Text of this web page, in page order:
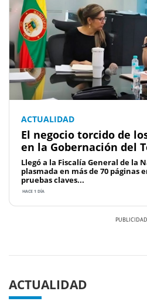
ACTUALIDAD
El negocio torcido de
en la Gobernación del
Llegó a la Fiscalía General de la
plasmada en más de 70 páginas
pruebas claves...
HACE 1 DÍA
ACTUALIDAD